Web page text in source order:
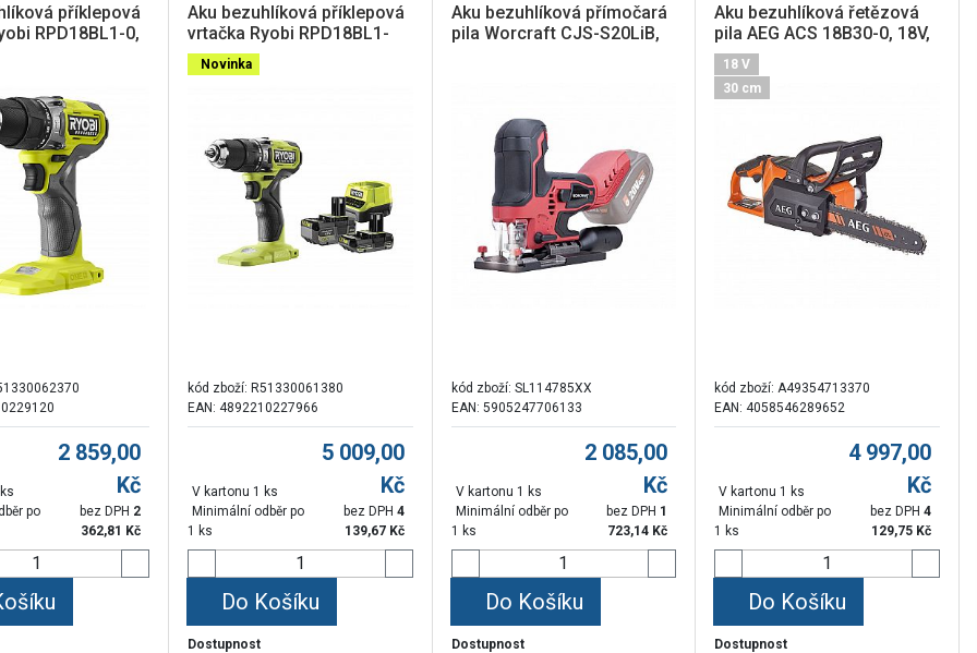
příklepová
RPD18BL1-0,
po
2 859,00
Kč
bez DPH 2
362,81 Kč
Aku bezuhlíková příklepová
vrtačka Ryobi RPD18BL1-
2C42S, 18V One+™, 4 Ah, 2
AhNovinka
kód zboží: R51330061380
EAN: 4892210227966
V kartonu 1 ks
Minimální odběr po
1 ks
5 009,00
Kč
bez DPH 4
139,67Kč
Do Košíku
Dostupnost
Aku bezuhlíková přímočará
pila Worcraft CJS-S20LiB,
kód zboží: SL114785XX
EAN: 5905247706133
V kartonu 1 ks
Minimální odběr po
1 ks
2 085,00
Kč
bez DPH 1
723,14 Kč
Do Košíku
Dostupnost
Aku bezuhlíková řetězová
pila AEG ACS 18B30-0, 18V,
30cm
18 V
30 cm
kód zboží:A49354713370
EAN: 4058546289652
V kartonu 1 ks
Minimální odběr po
1 ks
4 997,00
Kč
bez DPH 4
129,75 Kč
Do Košíku
Dostupnost